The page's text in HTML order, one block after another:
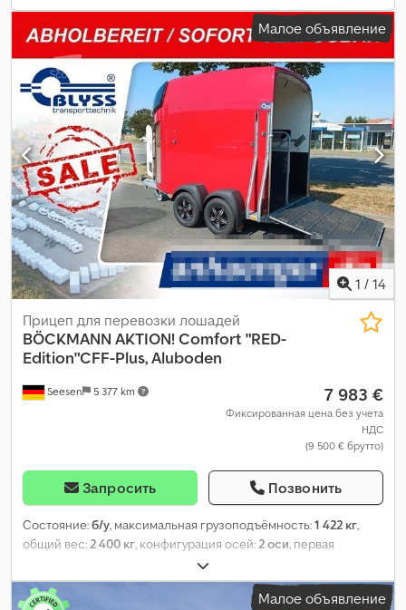
Малое объявление
1 / 14
Seesen 5 377 km
Прицеп для перевозки лошадей
BÖCKMANN AKTION! Comfort "RED-
Edition"CFF-Plus, Aluboden
7 983 €
Фиксированная цена без учета
НДС
(9 500 € брутто)
Запросить Позвонить
Состояние:б/у, максимальная грузоподъёмность:1 422 кг,
общий вес: 2 400 кг , конфигурация осей: 2 оси , первая
, следующая проверка (TÜV):
длина грузового отсека:3 353 мм, ширина пространства для
загрузки:
, высота грузового отсека:2 315 мм,
Малое объявление